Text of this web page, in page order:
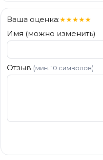
Ваша оценка:★★★★★
Имя (можно изменить)
Отзыв (мин. 10 символов)